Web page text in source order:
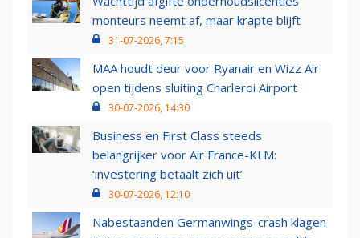
monteurs neemt af, maar krapte blijft
31-07-2026, 7:15
MAA houdt deur voor Ryanair en Wizz Air
open tijdens sluiting Charleroi Airport
30-07-2026, 14:30
Business en First Class steeds
belangrijker voor Air France-KLM:
‘investering betaalt zich uit’
30-07-2026, 12:10
Nabestaanden Germanwings-crash klagen